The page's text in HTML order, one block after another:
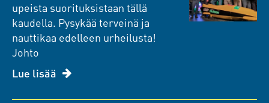
upeista suorituksistaan tällä
kaudella. Pysykää terveinä ja
nauttikaa edelleen urheilusta!
Johto
Lue lisää